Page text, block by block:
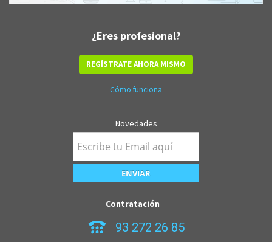
¿Eres profesional?
REGÍSTRATE AHORA MISMO
Cómo funciona
Novedades
Contratación
93 272 26 85